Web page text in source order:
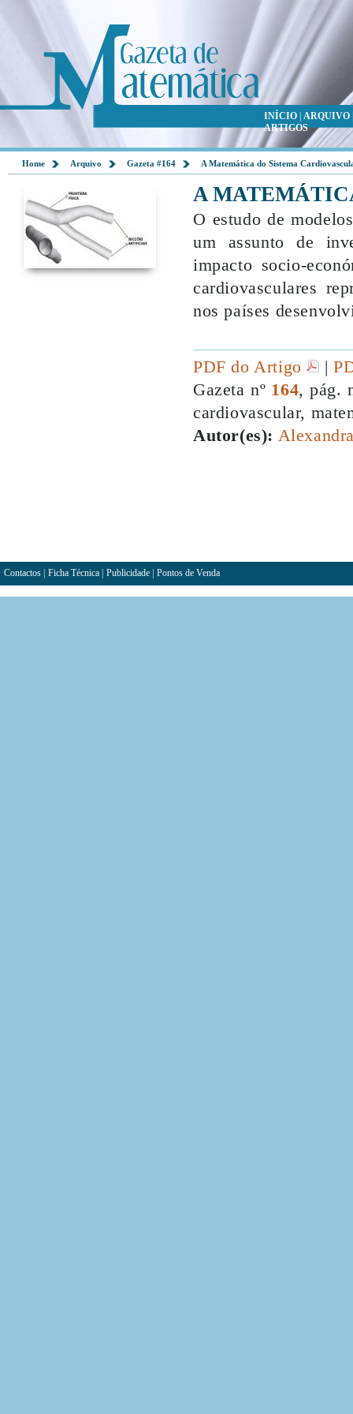
INÍCIO ARQUIVO
ARTIGOS
Home Arquivo Gazeta #164 A Matemática do Sistema
A
O estudo de
um assunto de
impacto socio-
cardiovasculares
nos países
PDF do Artigo |
Gazeta nº 164, pág.
cardiovascular,
Autor(es):
Contactos Ficha Técnica Publicidade Pontos de Venda